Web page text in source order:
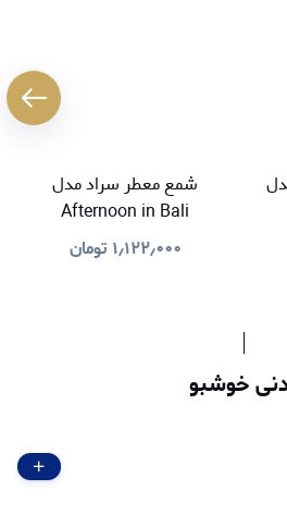
شمع معطر سراد مدل
Afternoon in Bali
۱٫۱۲۲٫۰۰۰ تومان
خوشبو